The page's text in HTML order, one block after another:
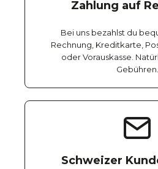
Zahlung auf
Bei uns bezahlst du
Rechnung, Kreditkarte,
oder Vorauskasse.
Gebühren.
Schweizer